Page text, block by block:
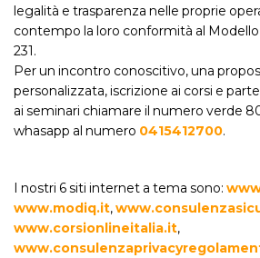
legalità e trasparenza nelle proprie
contempo la loro conformità al
231.
Per un incontro conoscitivo, una
personalizzata, iscrizione ai corsi e
ai seminari chiamare il numero verde
whasapp al numero 0415412700.
I nostri 6 siti internet a tema sono:
www.modiq.it,
www.corsionlineitalia.it,